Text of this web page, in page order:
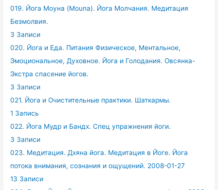
019. Йога Моуна (Mouna). Йога Молчания. Медитация
Безмолвия.
3 Записи
020. Йога и Еда. Питания Физическое, Ментальное,
Эмоциональное, Духовное. Йога и Голодания. Овсянка-
Экстра спасение йогов.
3 Записи
021. Йога и Очистительные практики. Шаткармы.
1 Запись
022. Йога Мудр и Бандх. Спец упражнения йоги.
3 Записи
023. Медитация. Дхяна йога. Медитация в Йоге. Йога
потока внимания, сознания и ощущений. 2008-01-27
13 Записи